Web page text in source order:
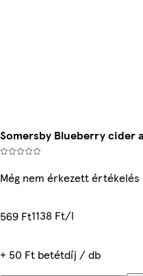
Somersby Blueberry cider
Még nem érkezett értékelés
569 Ft1138 Ft/l
+ 50 Ft betétdíj / db